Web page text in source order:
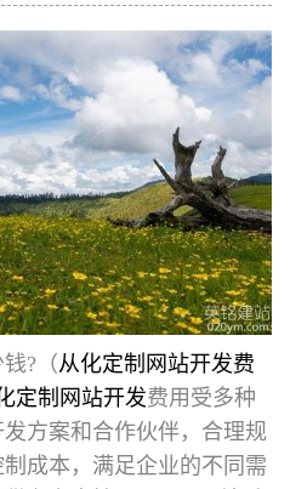
?（从化定制网站开发费
定制网站开发费用受多种
方案和合作伙伴，合理规
成本，满足企业的不同需